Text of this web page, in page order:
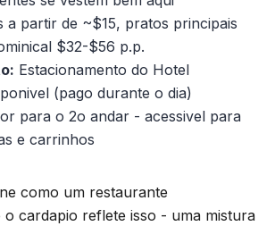
a partir de ~$15, pratos principais
$32-$56 p.p.
Estacionamento do Hotel
(pago durante o dia)
para o 2o andar - acessivel para
e carrinhos
como um restaurante
cardapio reflete isso - uma mistura